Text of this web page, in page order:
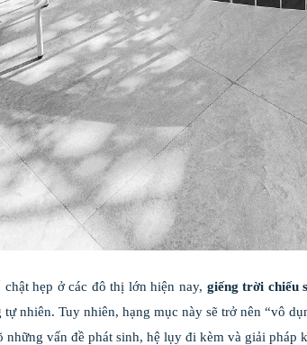
hẹp ở các đô thị lớn hiện nay, giếng trời chiếu
nhiên. Tuy nhiên, hạng mục này sẽ trở nên “vô
những vấn đề phát sinh, hệ lụy đi kèm và giải pháp